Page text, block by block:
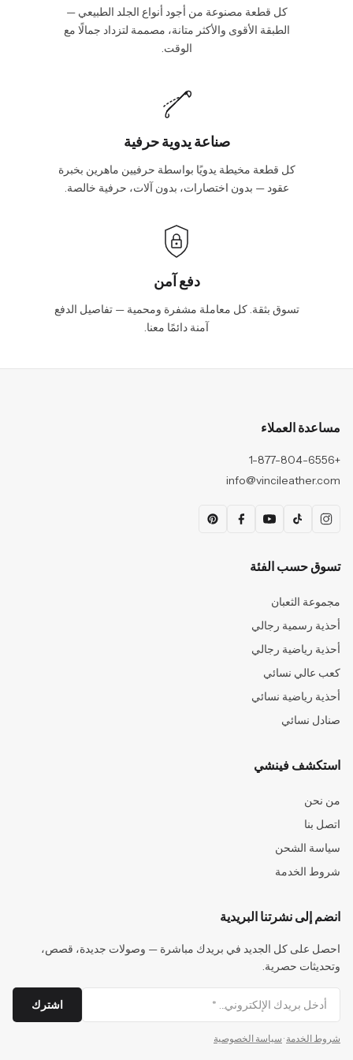
كل قطعة مصنوعة من أجود أنواع الجلد الطبيعي —
الطبقة الأقوى والأكثر متانة، مصممة لتزداد جمالًا مع
الوقت.
صناعة يدوية حرفية
كل قطعة مخيطة يدويًا بواسطة حرفيين ماهرين بخبرة
عقود — بدون اختصارات، بدون آلات، حرفية خالصة.
دفع آمن
تسوق بثقة. كل معاملة مشفرة ومحمية — تفاصيل الدفع
آمنة دائمًا معنا.
مساعدة العملاء
+1-877-804-6556
info@vincileather.com
تسوق حسب الفئة
مجموعة الثعبان
أحذية رسمية رجالي
أحذية رياضية رجالي
كعب عالي نسائي
أحذية رياضية نسائي
صنادل نسائي
استكشف فينشي
من نحن
اتصل بنا
سياسة الشحن
شروط الخدمة
انضم إلى نشرتنا البريدية
احصل على كل الجديد في بريدك مباشرة — وصولات جديدة، قصص،
وتحديثات حصرية.
اشترك
شروط الخدمة · سياسة الخصوصية